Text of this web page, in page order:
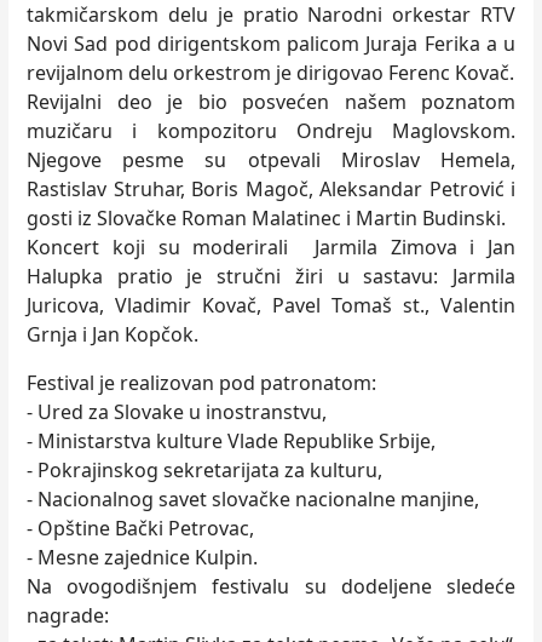
takmičarskom delu je pratio Narodni orkestar RTV
Novi Sad pod dirigentskom palicom Juraja Ferika a u
revijalnom delu orkestrom je dirigovao Ferenc Kovač.
Revijalni deo je bio posvećen našem poznatom
muzičaru i kompozitoru Ondreju Maglovskom.
Njegove pesme su otpevali Miroslav Hemela,
Rastislav Struhar, Boris Magoč, Aleksandar Petrović i
gosti iz Slovačke Roman Malatinec i Martin Budinski.
Koncert koji su moderirali Jarmila Zimova i Jan
Halupka pratio je stručni žiri u sastavu: Jarmila
Juricova, Vladimir Kovač, Pavel Tomaš st., Valentin
Grnja i Jan Kopčok.
Festival je realizovan pod patronatom:
- Ured za Slovake u inostranstvu,
- Ministarstva kulture Vlade Republike Srbije,
- Pokrajinskog sekretarijata za kulturu,
- Nacionalnog savet slovačke nacionalne manjine,
- Opštine Bački Petrovac,
- Mesne zajednice Kulpin.
Na ovogodišnjem festivalu su dodeljene sledeće
nagrade: